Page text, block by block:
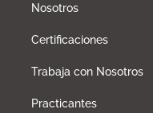
Nosotros
Certificaciones
Trabaja con Nosotros
Practicantes